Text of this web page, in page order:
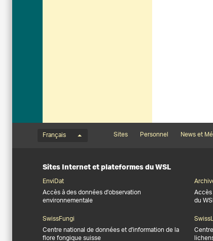
Menu de langue
Français
Footernavigation
Sites Personnel News et
Sites Internet et plateformes du WSL
EnviDat
Accès à des données d'observation
environnementale du
SwissFungi
Centre national de données et d'information de la
flore fongique suisse